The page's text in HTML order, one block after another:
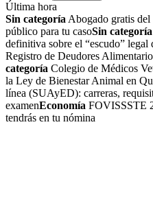
Última hora
Sin categoríaAbogado gratis
público para tu casoSin categoría
definitiva sobre el “escudo” legal
Registro de Deudores
categoría Colegio de Médicos
la Ley de Bienestar Animal en
línea (SUAyED): carreras,
examenEconomía FOVISSSTE
tendrás en tu nómina